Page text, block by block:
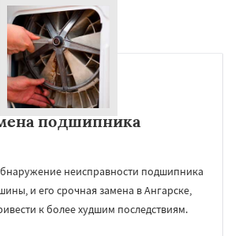
подшипника
неисправности подшипника
и его срочная замена в Ангарске,
к более худшим последствиям.